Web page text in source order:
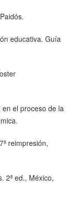
educativa. Guía
el proceso de la
reimpresión,
2ª ed., México,